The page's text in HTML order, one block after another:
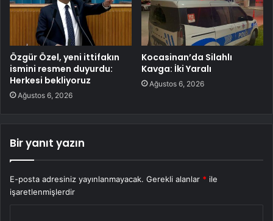
Özgür Özel, yeni ittifakın
ismini resmen duyurdu:
Herkesi bekliyoruz
Ağustos 6, 2026
Kocasinan’da Silahlı
Kavga: İki Yaralı
Ağustos 6, 2026
Bir yanıt yazın
E-posta adresiniz yayınlanmayacak. Gerekli alanlar * ile
işaretlenmişlerdir